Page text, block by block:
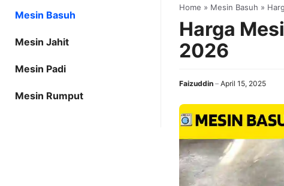
Home » Mesin Basuh »
Harga
2026
Faizuddin April 15, 2025
Mesin Basuh
Mesin Jahit
Mesin Padi
Mesin Rumput